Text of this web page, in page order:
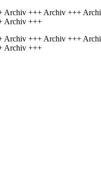
+++ Archiv +++
Archiv +++
+++ Archiv +++
Archiv +++